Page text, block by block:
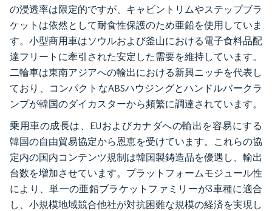
の浸透率は限定的ですが、キャビントリムやステップブラ
ケットは依然として耐食性保護のため亜鉛を使用していま
す。小型商用車はソウルおよび釜山における電子食料品配
達フリートに牽引された安定した需要を維持しています。
二輪車は東南アジアへの輸出における新興ニッチを代表し
ており、コンパクトなABSハウジングとハンドルバークラ
ンプが韓国のダイカスターから頻繁に調達されています。
乗用車の成長は、EUおよびカナダへの輸出を容易にする
韓国の自由貿易協定から恩恵を受けています。これらの協
定内の国内コンテンツ規制は韓国製鋳造品を優遇し、輸出
台数を増加させています。プラットフォームモジュール性
により、単一の亜鉛ブラケットファミリーが3車種に適合
し、小規模地域競合他社が対抗困難な規模の経済を実現し